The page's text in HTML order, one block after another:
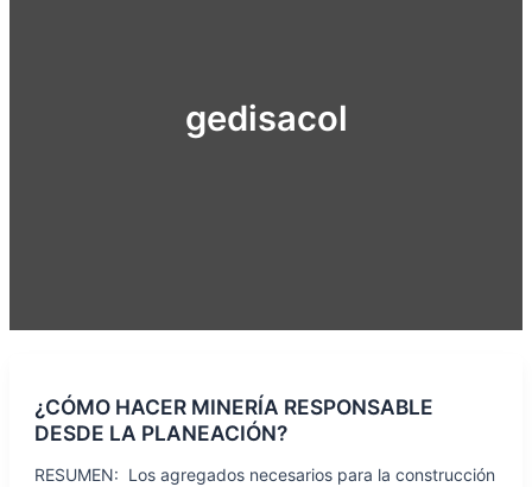
gedisacol
¿CÓMO HACER MINERÍA RESPONSABLE
DESDE LA PLANEACIÓN?
RESUMEN: Los agregados necesarios para la construcción